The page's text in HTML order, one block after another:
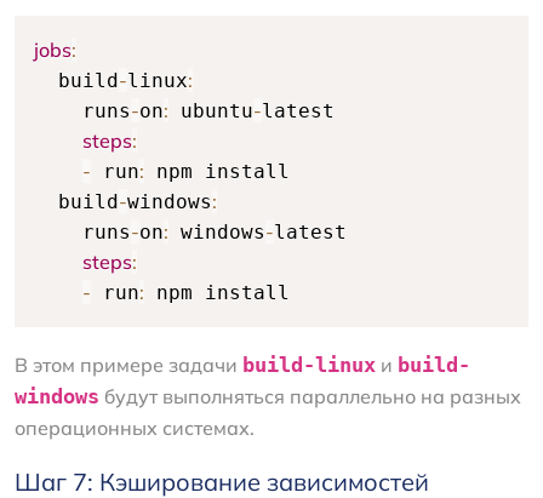
jobs:
  build
-linux:
    runs
-on: ubuntu-latest
steps:
- run: npm install
  build
-windows:
    runs
-on: windows-latest
steps:
- run: npm install
В этом примере задачи build-linux и build-
windows будут выполняться параллельно на разных
операционных системах.
Шаг 7: Кэширование зависимостей